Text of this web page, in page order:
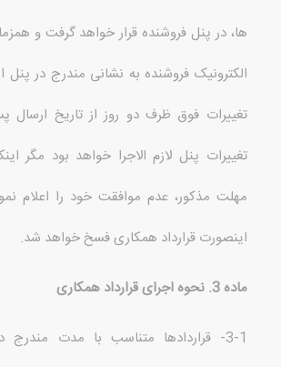
ها، در پنل فروشنده قرار خواهد گرفت و
الکترونیک فروشنده به نشانی مندرج در
تغییرات فوق ظرف دو روز از تاریخ ارسال
تغییرات پنل لازم الاجرا خواهد بود مگر
مهلت مذکور، عدم موافقت خود را اعلام
اینصورت قرارداد همکاری فسخ خواهد شد.
ماده3. نحوه اجرای قرارداد همکاری
3-1-
قراردادها متناسب با مدت